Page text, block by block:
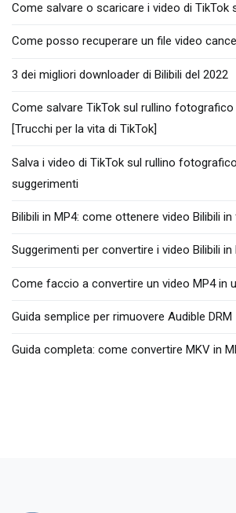
Come salvare o scaricare i video di TikTok
Come posso recuperare un file video
3 dei migliori downloader di Bilibili del 2022
Come salvare TikTok sul rullino
[Trucchi per la vita di TikTok]
Salva i video di TikTok sul rullino
suggerimenti
Bilibili in MP4: come ottenere video Bilibili
Suggerimenti per convertire i video Bilibili in
Come faccio a convertire un video MP4 in
Guida semplice per rimuovere Audible DRM
Guida completa: come convertire MKV in